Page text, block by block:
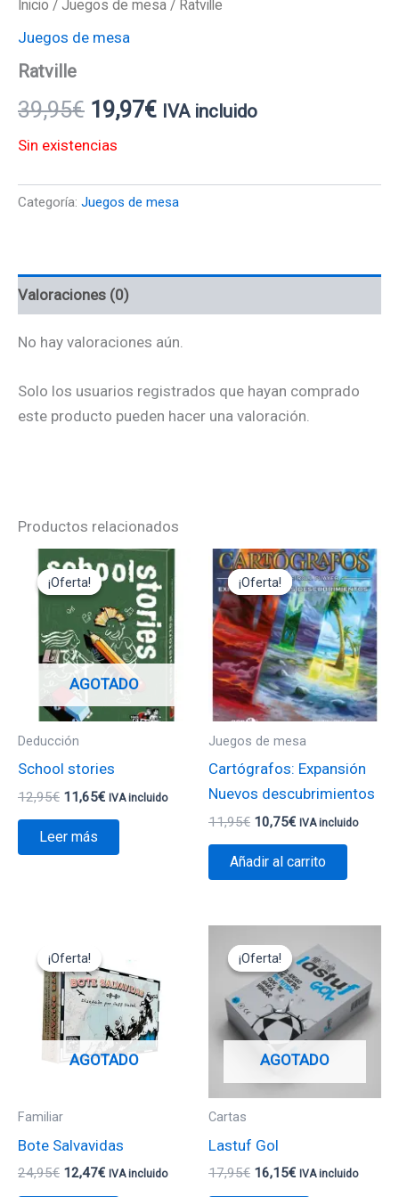
Inicio / Juegos de mesa / Ratville
Juegos de mesa
Ratville
39,95€ 19,97€ IVA incluido
Sin existencias
Categoría: Juegos de mesa
Valoraciones (0)
No hay valoraciones aún.
Solo los usuarios registrados que hayan comprado
este producto pueden hacer una valoración.
Productos relacionados
¡Oferta!
AGOTADO
¡Oferta!
Deducción
School stories
12,95€
precio
original
era:
12,95€.
11,65€
precio
actual
es:
11,65€.
IVA incluido
Leer más
¡Oferta!
¡Oferta!
Juegos de mesa
Cartógrafos: Expansión
Nuevos descubrimientos
11,95€
El
precio
original
era:
11,95€.
10,75€
El
precio
actual
es:
10,75€.
IVA incluido
Añadir al carrito
¡Oferta!
AGOTADO
¡Oferta!
Familiar
Bote Salvavidas
24,95€
precio
original
era:
24,95€.
12,47€
actual
es:
12,47€.
IVA incluido
¡Oferta!
AGOTADO
¡Oferta!
Cartas
Lastuf Gol
17,95€
precio
original
era:
17,95€.
16,15€
precio
actual
es:
16,15€.
IVA incluido